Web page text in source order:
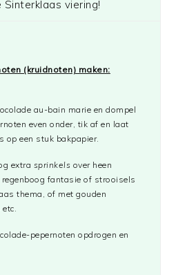
Sinterklaas viering!
(kruidnoten) maken:
au-bain marie en dompel
even onder, tik af en laat
op een stuk bakpapier.
extra sprinkels over heen
fantasie of strooisels
thema, of met gouden
pepernoten opdrogen en